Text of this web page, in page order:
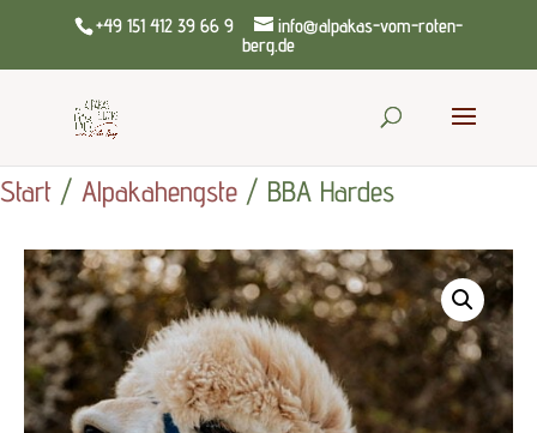
+49 151 412 39 66 9
info@alpakas-vom-roten-
berg.de
Start / Alpakahengste / BBA Hardes